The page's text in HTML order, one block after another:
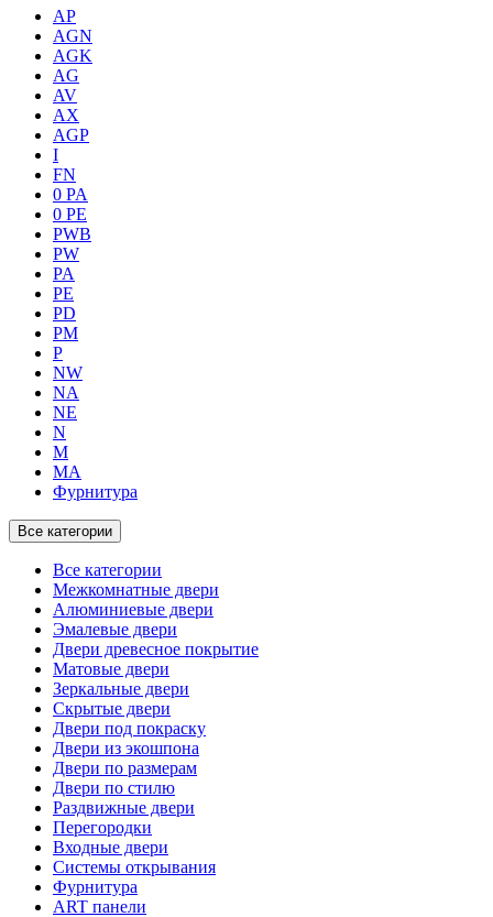
AP
AGN
AGK
AG
AV
AX
AGP
I
FN
0 PA
0 PE
PWB
PW
PA
PE
PD
PM
P
NW
NA
NE
N
M
MA
Фурнитура
Все категории
Все категории
Межкомнатные двери
Алюминиевые двери
Эмалевые двери
Двери древесное покрытие
Матовые двери
Зеркальные двери
Скрытые двери
Двери под покраску
Двери из экошпона
Двери по размерам
Двери по стилю
Раздвижные двери
Перегородки
Входные двери
Системы открывания
Фурнитура
ART панели